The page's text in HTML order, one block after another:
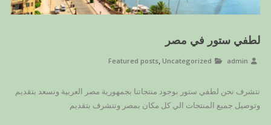
لطفي ستور في مصر
admin
Featured posts, Uncategorized
نتشرف نحن لطفي ستور بوجود منتجاتنا بجمهورية مصر العربية ونسعد بتقديم
وتوصيل جميع المنتجات الي كل مكان بمصر ونتشرف بتقديم